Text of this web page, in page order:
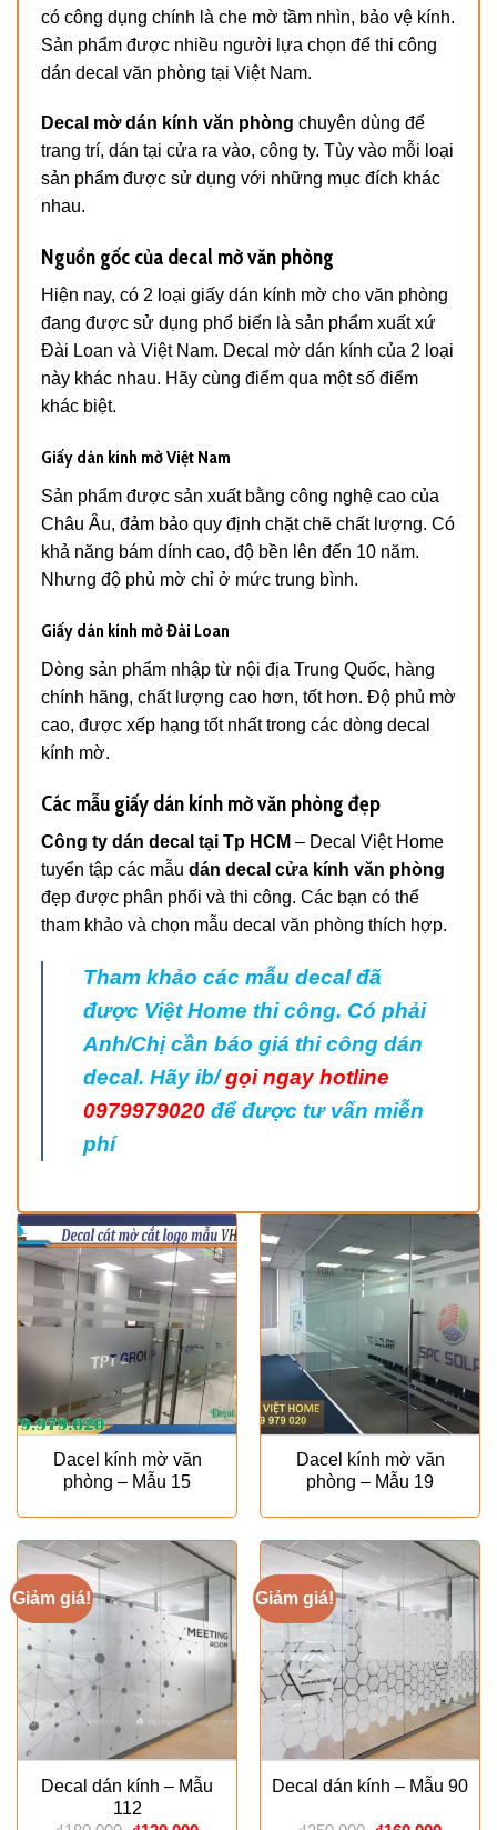
có công dụng chính là che mờ tầm nhìn, bảo vệ kính.
Sản phẩm được nhiều người lựa chọn để thi công
dán decal văn phòng tại Việt Nam.
Decal mờ dán kính văn phòng chuyên dùng để
trang trí, dán tại cửa ra vào, công ty. Tùy vào mỗi loại
sản phẩm được sử dụng với những mục đích khác
nhau.
Nguồn gốc của decal mờ văn phòng
Hiện nay, có 2 loại giấy dán kính mờ cho văn phòng
đang được sử dụng phổ biến là sản phẩm xuất xứ
Đài Loan và Việt Nam. Decal mờ dán kính của 2 loại
này khác nhau. Hãy cùng điểm qua một số điểm
khác biệt.
Giấy dán kính mờ Việt Nam
Sản phẩm được sản xuất bằng công nghệ cao của
Châu Âu, đảm bảo quy định chặt chẽ chất lượng. Có
khả năng bám dính cao, độ bền lên đến 10 năm.
Nhưng độ phủ mờ chỉ ở mức trung bình.
Giấy dán kính mờ Đài Loan
Dòng sản phẩm nhập từ nội địa Trung Quốc, hàng
chính hãng, chất lượng cao hơn, tốt hơn. Độ phủ mờ
cao, được xếp hạng tốt nhất trong các dòng decal
kính mờ.
Các mẫu giấy dán kính mờ văn phòng đẹp
Công ty dán decal tại Tp HCM – Decal Việt Home
tuyển tập các mẫu dán decal cửa kính văn phòng
đẹp được phân phối và thi công. Các bạn có thể
tham khảo và chọn mẫu decal văn phòng thích hợp.
Tham khảo các mẫu decal đã
được Việt Home thi công. Có phải
Anh/Chị cần báo giá thi công dán
decal. Hãy ib/gọi ngay hotline
0979979020 để được tư vấn miễn
phí
Dacel kính mờ văn
phòng – Mẫu 15
Dacel kính mờ văn
phòng – Mẫu 19
Giảm giá!
Decal dán kính – Mẫu
112
Giảm giá!
Decal dán kính – Mẫu 90